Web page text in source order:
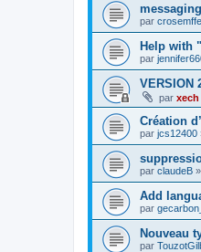
par
Help with
par
VERSION
par xech
Création
par jcs12400
par claudeB »
Add
par
Nouveau
par